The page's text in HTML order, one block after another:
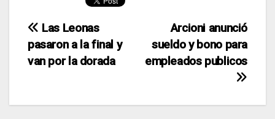
Navegación
de
Arcioni anunció
sueldo y bono para
empleados publicos
Las Leonas
pasaron a la final y
van por la dorada